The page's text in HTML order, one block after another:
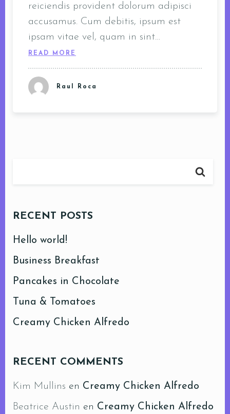
reiciendis provident dolorum adipisci
accusamus. Cum debitis, ipsum est
ipsam vitae vel, quam in sint…
READ MORE
Raul Roca
RECENT POSTS
Hello world!
Business Breakfast
Pancakes in Chocolate
Tuna & Tomatoes
Creamy Chicken Alfredo
RECENT COMMENTS
Kim Mullins en Creamy Chicken Alfredo
Beatrice Austin en Creamy Chicken Alfredo